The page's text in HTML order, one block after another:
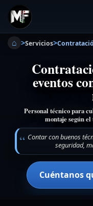
⌂ >Servicios>
eventos
Personal técnico para
montaje según
Contar con buenos
seguridad,
Cuéntanos